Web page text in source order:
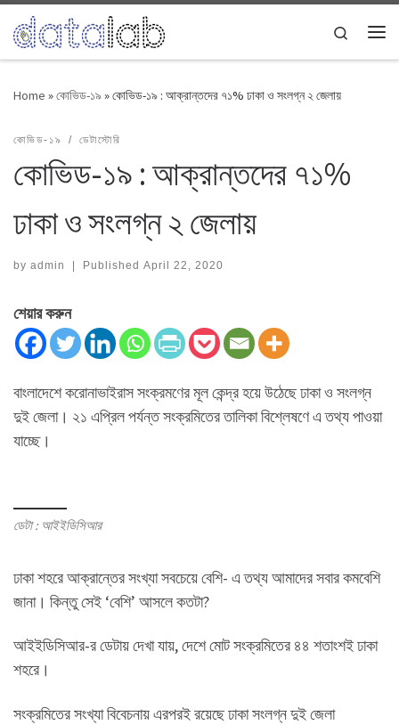
Skip to content
Search
Home »কোভিড-১৯ »কোভিড-১৯ : আক্রান্তদের ৭১% ঢাকা ও সংলগ্ন ২ জেলায়
কোভিড-১৯ ডেটাস্টোরি
কোভিড-১৯ : আক্রান্তদের ৭১%
ঢাকা ও সংলগ্ন ২ জেলায়
by admin | Published April 22, 2020
শেয়ার করুন
বাংলাদেশে করোনাভাইরাস সংক্রমণের মূল কেন্দ্র হয়ে উঠেছে ঢাকা ও সংলগ্ন
দুই জেলা। ২১ এপ্রিল পর্যন্ত সংক্রমিতের তালিকা বিশ্লেষণে এ তথ্য পাওয়া
যাচ্ছে।
ডেটা : আইইডিসিআর
ঢাকা শহরে আক্রান্তের সংখ্যা সবচেয়ে বেশি- এ তথ্য আমাদের সবার কমবেশি
জানা। কিন্তু সেই ‘বেশি’ আসলে কতটা?
আইইডিসিআর-র ডেটায় দেখা যায়, দেশে মোট সংক্রমিতের ৪৪ শতাংশই ঢাকা
শহরে।
সংক্রমিতের সংখ্যা বিবেচনায় এরপরই রয়েছে ঢাকা সংলগ্ন দুই জেলা